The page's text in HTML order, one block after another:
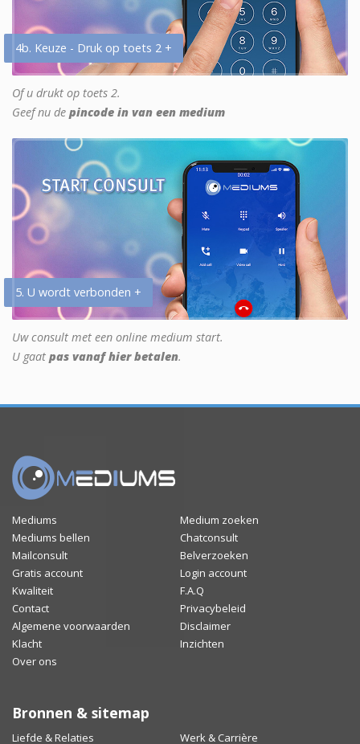
4b. Keuze - Druk op toets 2 +
Of u drukt op toets 2.
Geef nu de pincode in van een medium
5. U wordt verbonden +
Uw consult met een online medium start.
U gaat pas vanaf hier betalen.
Mediums
Medium zoeken
Mediums bellen
Chatconsult
Mailconsult
Belverzoeken
Gratis account
Login account
Kwaliteit
F.A.Q
Contact
Privacybeleid
Algemene voorwaarden
Disclaimer
Klacht
Inzichten
Over ons
Bronnen & sitemap
Liefde & Relaties Werk & Carrière